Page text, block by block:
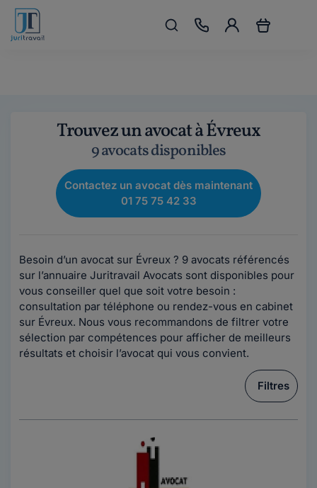
Trouvez un avocat à Évreux
9 avocats disponibles
Contactez un avocat dès maintenant
01 75 75 42 33
Besoin d’un avocat sur Évreux ? 9 avocats référencés
sur l’annuaire Juritravail Avocats sont disponibles pour
vous conseiller quel que soit votre besoin :
consultation par téléphone ou rendez-vous en cabinet
sur Évreux. Nous vous recommandons de filtrer votre
sélection par compétences pour afficher de meilleurs
résultats et choisir l’avocat qui vous convient.
Filtres